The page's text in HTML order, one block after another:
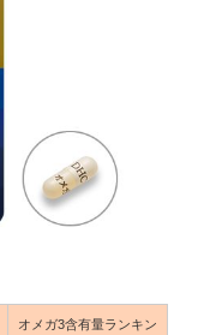
オメガ3含有量ランキン